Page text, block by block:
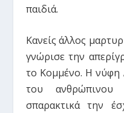
παιδιά.
Κανείς άλλος
γνώρισε την
το Κομμένο. Η νύφη
του ανθρώπινου
σπαρακτικά την